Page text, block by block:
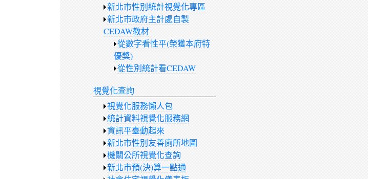
新北市性別統計視覺化專區
新北市政府主計處自製
CEDAW教材
從數字看性平(榮獲本府特
優獎)
從性別統計看CEDAW
視覺化查詢
視覺化服務懶人包
統計資料視覺化服務網
資訊平臺動起來
新北市性別友善廁所地圖
機關公所視覺化查詢
新北市預(決)算一點通